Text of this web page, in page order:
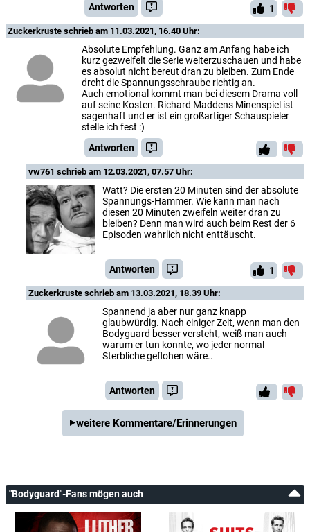
Antworten 1
Zuckerkruste schrieb am 11.03.2021, 16.40 Uhr:
Absolute Empfehlung. Ganz am Anfang habe ich
kurz gezweifelt die Serie weiterzuschauen und habe
es absolut nicht bereut dran zu bleiben. Zum Ende
dreht die Spannungsschraube richtig an.
Auch emotional kommt man bei diesem Drama voll
auf seine Kosten. Richard Maddens Minenspiel ist
sagenhaft und er ist ein großartiger Schauspieler
stelle ich fest :)
Antworten
vw761 schrieb am 12.03.2021, 07.57 Uhr:
Watt? Die ersten 20 Minuten sind der absolute
Spannungs-Hammer. Wie kann man nach
diesen 20 Minuten zweifeln weiter dran zu
bleiben? Denn man wird auch beim Rest der 6
Episoden wahrlich nicht enttäuscht.
Antworten 1
Zuckerkruste schrieb am 13.03.2021, 18.39 Uhr:
Spannend ja aber nur ganz knapp
glaubwürdig. Nach einiger Zeit, wenn man den
Bodyguard besser versteht, weiß man auch
warum er tun konnte, wo jeder normal
Sterbliche geflohen wäre..
Antworten
weitere Kommentare/Erinnerungen
"Bodyguard"-Fans mögen auch